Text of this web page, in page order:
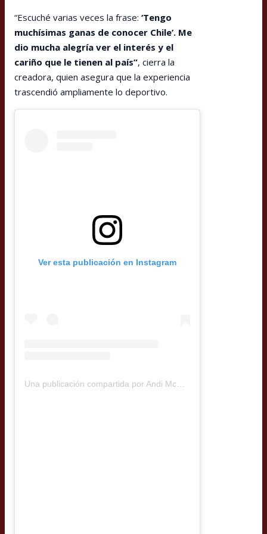
“Escuché varias veces la frase: ‘Tengo
muchísimas ganas de conocer Chile’. Me
dio mucha alegría ver el interés y el
cariño que le tienen al país”, cierra la
creadora, quien asegura que la experiencia
trascendió ampliamente lo deportivo.
Ver esta publicación en Instagram
Una publicación compartida por Andi McRostie (@gringaperochilena)